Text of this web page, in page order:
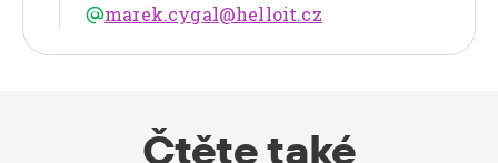
@marek.cygal@helloit.cz
Čtěte také